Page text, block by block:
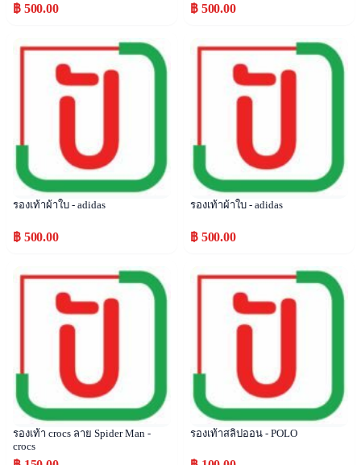
฿ 500.00 ฿ 500.00
Popular
รองเท้าผ้าใบ - adidas
฿ 500.00
Popular
รองเท้าผ้าใบ - adidas
฿ 500.00
Popular
รองเท้า crocs ลาย Spider Man -
crocs
Popular
รองเท้าสลิปออน - POLO